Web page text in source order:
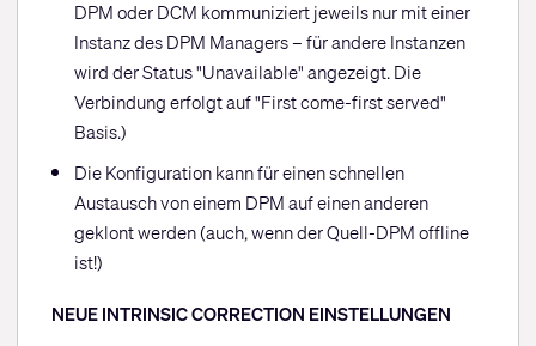
DPM oder DCM kommuniziert jeweils nur mit einer
Instanz des DPM Managers – für andere Instanzen
wird der Status "Unavailable" angezeigt. Die
Verbindung erfolgt auf "First come-first served"
Basis.)
Die Konfiguration kann für einen schnellen
Austausch von einem DPM auf einen anderen
geklont werden (auch, wenn der Quell-DPM offline
ist!)
NEUE INTRINSIC CORRECTION EINSTELLUNGEN